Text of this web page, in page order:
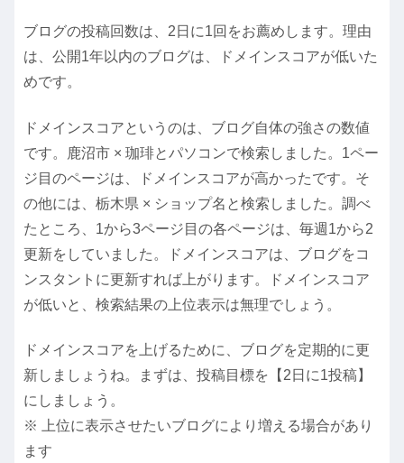
ブログの投稿回数は、2日に1回をお薦めします。理由
は、公開1年以内のブログは、ドメインスコアが低いた
めです。
ドメインスコアというのは、ブログ自体の強さの数値
です。
鹿沼市 × 珈琲とパソコンで検索しました。1ペー
ジ目のページは、ドメインスコアが高かったです。そ
の他には、 栃木県 × ショップ名 と検索しました。調べ
たところ、1から3ページ目の各ページは、毎週1から2
更新をしていました。ドメインスコアは、ブログをコ
ンスタントに更新すれば上がります。ドメインスコア
が低いと、検索結果の上位表示は無理でしょう。
ドメインスコアを上げるために、ブログを定期的に更
新しましょうね。まずは、投稿目標を【2日に1投稿】
にしましょう。
※ 上位に表示させたいブログにより増える場合があり
ます